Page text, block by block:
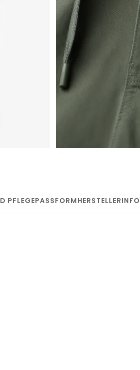
PFLEGEPASSFORM